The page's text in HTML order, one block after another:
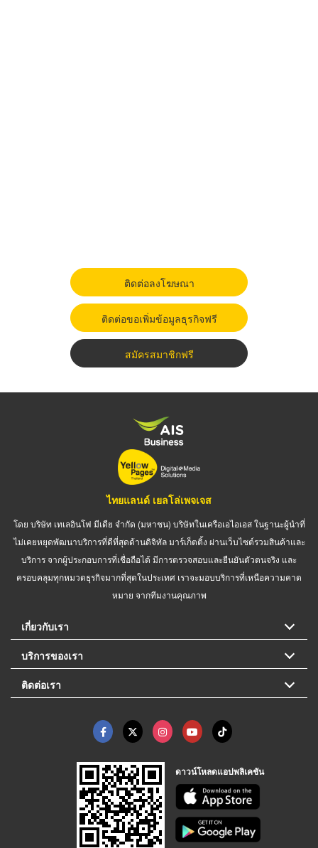
ติดต่อลงโฆษณา
ติดต่อขอเพิ่มข้อมูลธุรกิจฟรี
สมัครสมาชิกฟรี
ไทยแลนด์ เยลโล่เพจเจส
โดย บริษัท เทเลอินโฟ มีเดีย จำกัด (มหาชน) บริษัทในเครือเอไอเอส ในฐานะผู้นำที่
ไม่เคยหยุดพัฒนาบริการที่ดีที่สุดด้านดิจิทัล มาร์เก็ตติ้ง ผ่านเว็บไซต์รวมสินค้าและ
บริการ จากผู้ประกอบการที่เชื่อถือได้ มีการตรวจสอบและยืนยันตัวตนจริง และ
ครอบคลุมทุกหมวดธุรกิจมากที่สุดในประเทศ เราจะมอบบริการที่เหนือความคาด
หมาย จากทีมงานคุณภาพ
เกี่ยวกับเรา
บริการของเรา
ติดต่อเรา
ดาวน์โหลดแอปพลิเคชัน